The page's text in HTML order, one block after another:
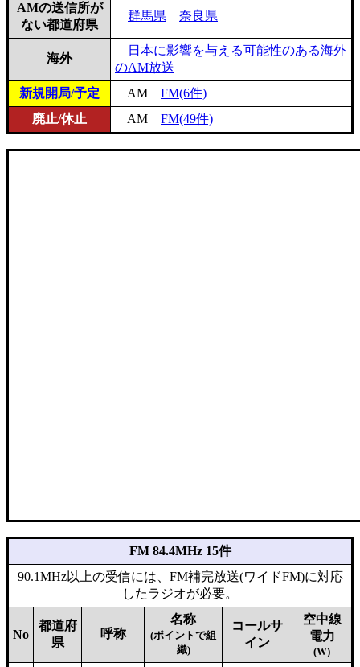
AMの送信所が
ない都道府県
群馬県 奈良県
海外
日本に影響を与える可能性のある海外
のAM放送
新規開局/予定
AM FM(6件)
廃止/休止
AM FM(49件)
FM 84.4MHz 15件
90.1MHz以上の受信には、FM補完放送(ワイドFM)に対応
したラジオが必要。
No
都道府
県
呼称
名称
(ポイントで組
織)
コールサ
イン
空中線
電力
(W)